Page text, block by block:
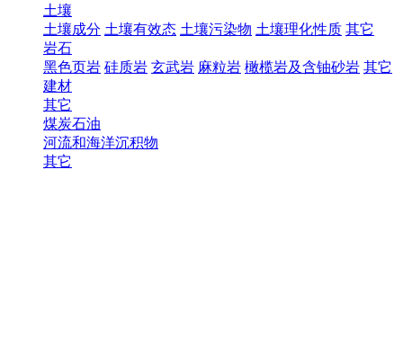
土壤
土壤成分 土壤有效态 土壤污染物 土壤理化性质 其它
岩石
黑色页岩 硅质岩 玄武岩 麻粒岩 橄榄岩及含铀砂岩 其它
建材
其它
煤炭石油
河流和海洋沉积物
其它